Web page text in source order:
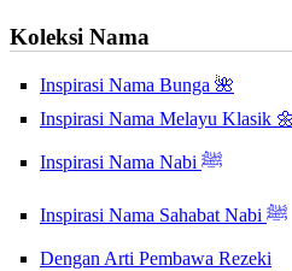
Koleksi Nama
Inspirasi Nama Bunga 🌺
Inspirasi Nama Melayu Klasik 🌼
Inspirasi Nama Nabi ﷺ
Inspirasi Nama Sahabat Nabi ﷺ
Dengan Arti Pembawa Rezeki